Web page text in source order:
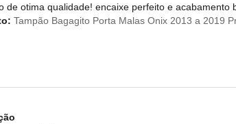
de otima qualidade! encaixe perfeito e acabamento
Tampão Bagagito Porta Malas Onix 2013 a 2019